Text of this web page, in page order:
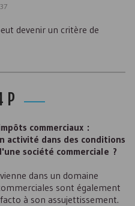
devenir un critère de
P
commerciaux :
activité dans des conditions
société commerciale ?
dans un domaine
sont également
à son assujettissement.